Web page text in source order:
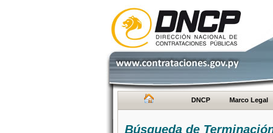
DNCP Marco Legal
Búsqueda de